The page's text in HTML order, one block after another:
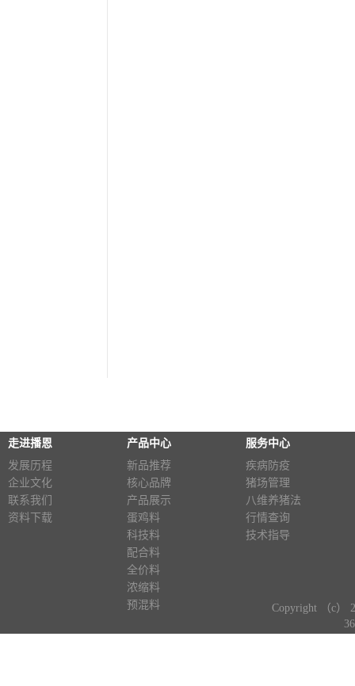
走进播恩
发展历程
企业文化
联系我们
资料下载
产品中心
新品推荐
核心品牌
产品展示
蛋鸡料
科技料
配合料
全价料
浓缩料
预混料
服务中心
疾病防疫
猪场管理
八维养猪法
行情查询
技术指导
Copyright （c）